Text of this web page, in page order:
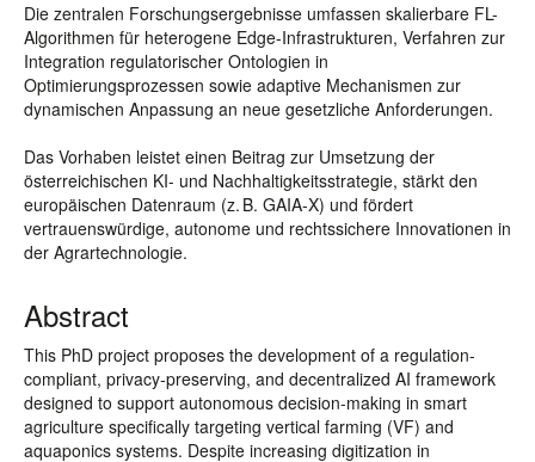
Die zentralen Forschungsergebnisse umfassen skalierbare FL-
Algorithmen für heterogene Edge-Infrastrukturen, Verfahren zur
Integration regulatorischer Ontologien in
Optimierungsprozessen sowie adaptive Mechanismen zur
dynamischen Anpassung an neue gesetzliche Anforderungen.
Das Vorhaben leistet einen Beitrag zur Umsetzung der
österreichischen KI- und Nachhaltigkeitsstrategie, stärkt den
europäischen Datenraum (z. B. GAIA-X) und fördert
vertrauenswürdige, autonome und rechtssichere Innovationen in
der Agrartechnologie.
Abstract
This PhD project proposes the development of a regulation-
compliant, privacy-preserving, and decentralized AI framework
designed to support autonomous decision-making in smart
agriculture specifically targeting vertical farming (VF) and
aquaponics systems. Despite increasing digitization in